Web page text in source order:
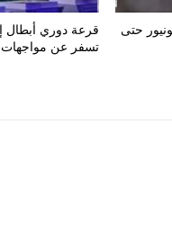
حتى
قرعة دوري أبطال
تسفر عن مواجهات